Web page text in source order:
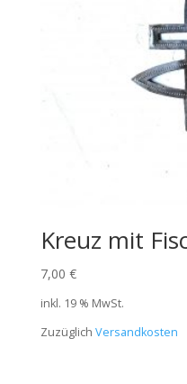
Kreuz mit
7,00 €
inkl. 19 % MwSt.
Zuzüglich Versandkosten